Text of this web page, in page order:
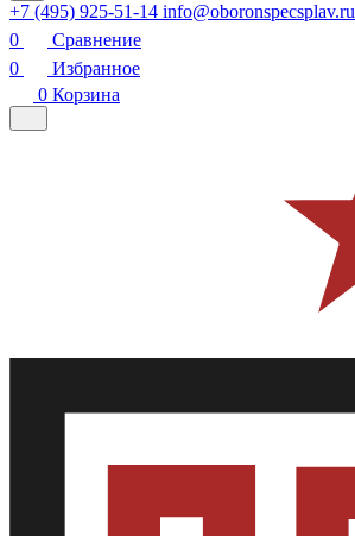
+7 (495) 925-51-14 info@oboronspecsplav.ru
0
Сравнение
0
Избранное
0 Корзина